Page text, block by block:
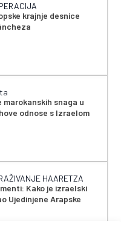
krajnje desnice
marokanskih snaga u
odnose s Izraelom
HAARETZA
Kako je izraelski
Ujedinjene Arapske